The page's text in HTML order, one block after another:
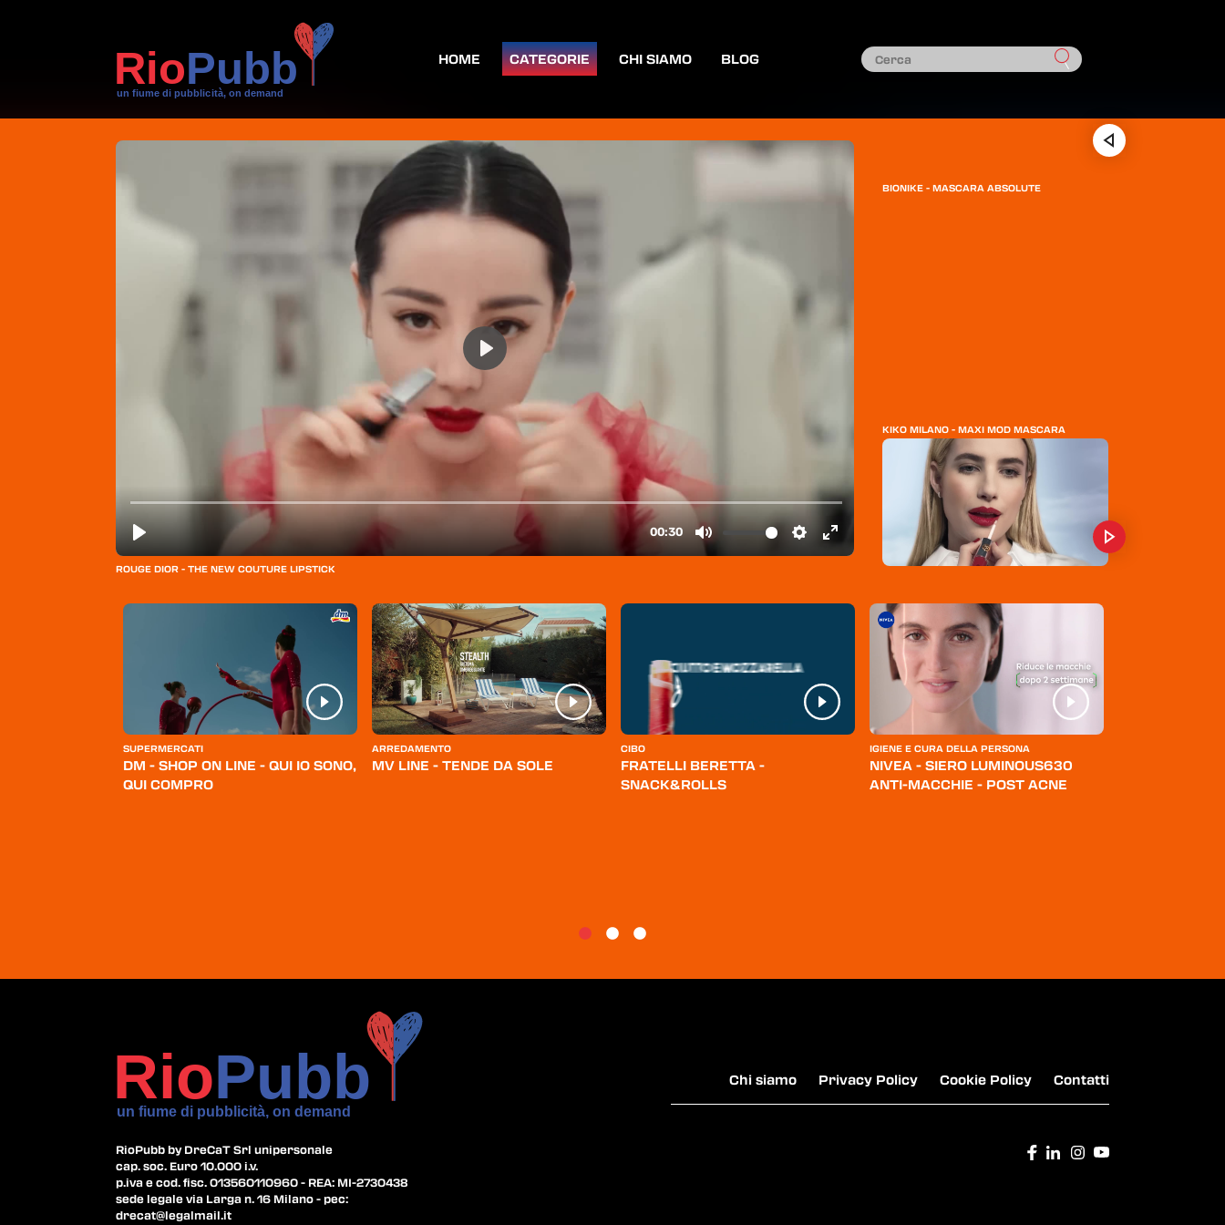
HOME CATEGORIE CHI SIAMO BLOG
ROUGE DIOR - THE NEW COUTURE LIPSTICK
BIONIKE - MASCARA ABSOLUTE
KIKO MILANO - MAXI MOD MASCARA
DEBORAH MILANO - SUPER VINYL SHAKE
LIPSTICK
SUPERMERCATI
DM - SHOP ON LINE - QUI IO SONO,
QUI COMPRO
ARREDAMENTO
MV LINE - TENDE DA SOLE
CIBO
FRATELLI BERETTA -
SNACK&ROLLS
IGIENE E CURA DELLA PERSONA
NIVEA - SIERO LUMINOUS630
ANTI-MACCHIE - POST ACNE
Chi siamo Privacy Policy Cookie Policy Contatti
RioPubb by DreCaT Srl unipersonale
cap. soc. Euro 10.000 i.v.
p.iva e cod. fisc. 013560110960 - REA: MI-2730438
sede legale via Larga n. 16 Milano - pec:
drecat@legalmail.it